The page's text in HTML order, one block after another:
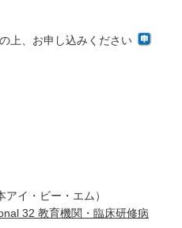
上、お申し込みください
イ・ビー・エム）
32 教育機関・臨床研修病